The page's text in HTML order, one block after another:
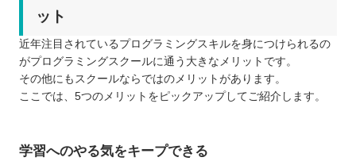
ット
近年注目されているプログラミングスキルを身につけられるの
がプログラミングスクールに通う大きなメリットです。
その他にもスクールならではのメリットがあります。
ここでは、5つのメリットをピックアップしてご紹介します。
学習へのやる気をキープできる